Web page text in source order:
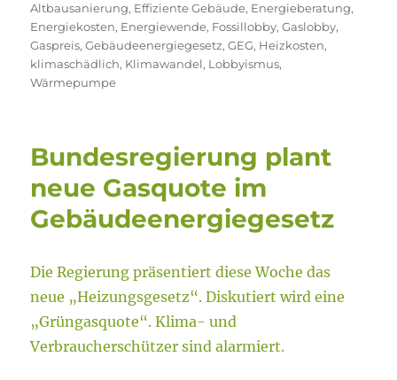
Altbausanierung, Effiziente Gebäude, Energieberatung,
Energiekosten, Energiewende, Fossillobby,Gaslobby,
Gaspreis,Gebäudeenergiegesetz,GEG, Heizkosten,
klimaschädlich, Klimawandel, Lobbyismus,
Wärmepumpe
Bundesregierung plant
neue Gasquote im
Gebäudeenergiegesetz
Die Regierung präsentiert diese Woche das
neue „Heizungsgesetz“. Diskutiert wird eine
„Grüngasquote“. Klima- und
Verbraucherschützer sind alarmiert.